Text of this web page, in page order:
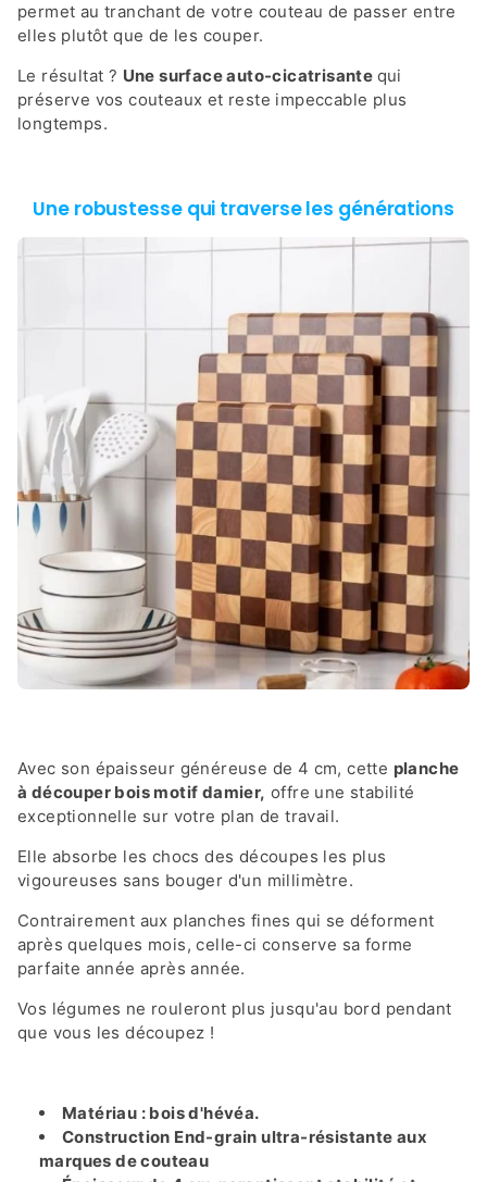
permet au tranchant de votre couteau de passer entre
elles plutôt que de les couper.
Le résultat ? Une surface auto-cicatrisante qui
préserve vos couteaux et reste impeccable plus
longtemps.
Une robustesse qui traverse les générations
Avec son épaisseur généreuse de 4 cm, cette planche
à découper bois motif damier, offre une stabilité
exceptionnelle sur votre plan de travail.
Elle absorbe les chocs des découpes les plus
vigoureuses sans bouger d'un millimètre.
Contrairement aux planches fines qui se déforment
après quelques mois, celle-ci conserve sa forme
parfaite année après année.
Vos légumes ne rouleront plus jusqu'au bord pendant
que vous les découpez !
Matériau : bois d'hévéa.
Construction End-grain ultra-résistante aux
marques de couteau